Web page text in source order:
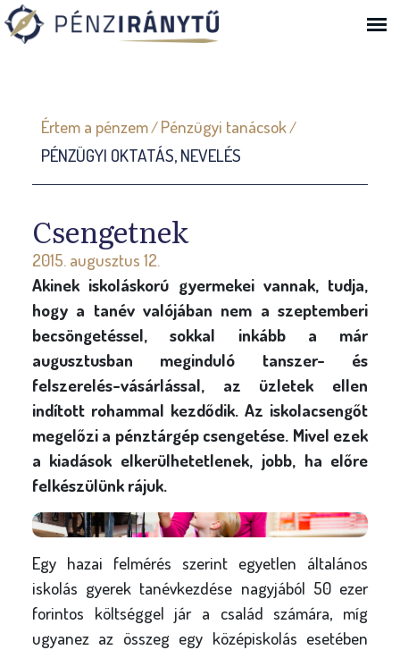
Ugrás a navigációhoz
J
e
n
l
e
g
i
h
e
l
y
Értem a pénzem/Pénzügyi tanácsok/
PÉNZÜGYI OKTATÁS, NEVELÉS
Csengetnek
2015. augusztus 12.
Akinek iskoláskorú gyermekei vannak, tudja,
hogy a tanév valójában nem a szeptemberi
becsöngetéssel, sokkal inkább a már
augusztusban meginduló tanszer- és
felszerelés-vásárlással, az üzletek ellen
indított rohammal kezdődik. Az iskolacsengőt
megelőzi a pénztárgép csengetése. Mivel ezek
a kiadások elkerülhetetlenek, jobb, ha előre
felkészülünk rájuk.
Egy hazai felmérés szerint egyetlen általános
iskolás gyerek tanévkezdése nagyjából 50 ezer
forintos költséggel jár a család számára, míg
ugyanez az összeg egy középiskolás esetében